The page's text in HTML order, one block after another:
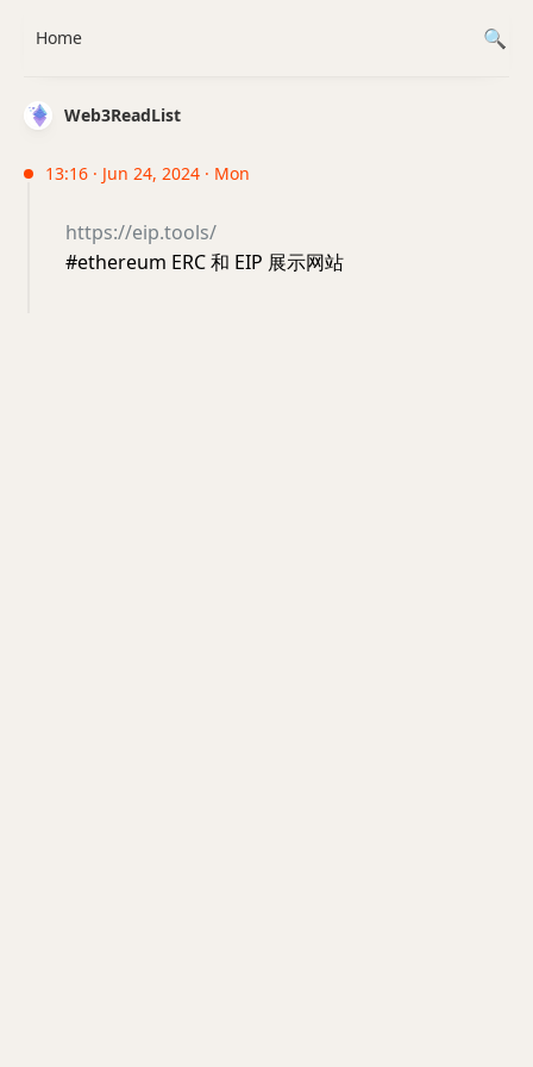
Web3ReadList
13:16 · Jun 24, 2024 · Mon
https://eip.tools/
#ethereum ERC 和 EIP 展示网站
Home